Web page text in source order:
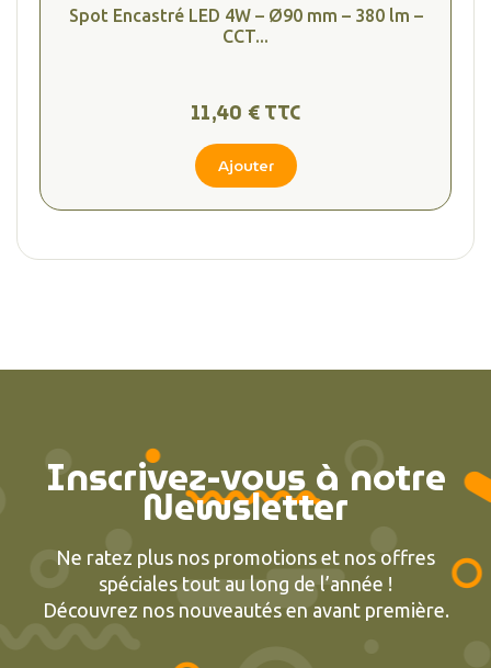
Spot Encastré LED 4W – Ø90 mm – 380 lm –
CCT...
11,40 € TTC
Ajouter
Inscrivez-vous à notre
Newsletter
Ne ratez plus nos promotions et nos offres
spéciales tout au long de l’année !
Découvrez nos nouveautés en avant première.